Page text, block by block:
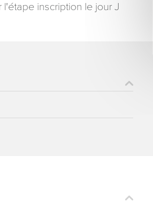
inscription le jour J
sont nécessaires au traitement de votre
une demande par courriel à